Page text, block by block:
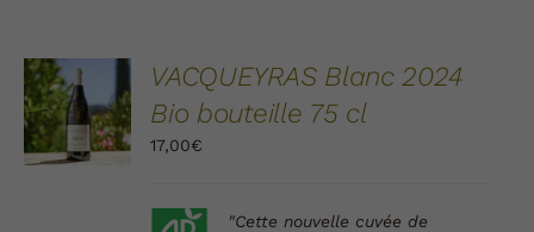
AJOUTER
AU
PANIER
/
DÉTAILS
VACQUEYRAS Blanc 2024
Bio bouteille 75 cl
17,00€
"Cette nouvelle cuvée de